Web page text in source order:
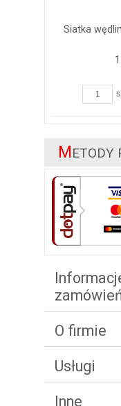
Siatka
M ETODY
O firmie
Usługi
Inne